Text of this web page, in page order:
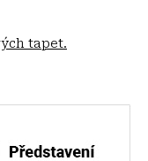
tapet.